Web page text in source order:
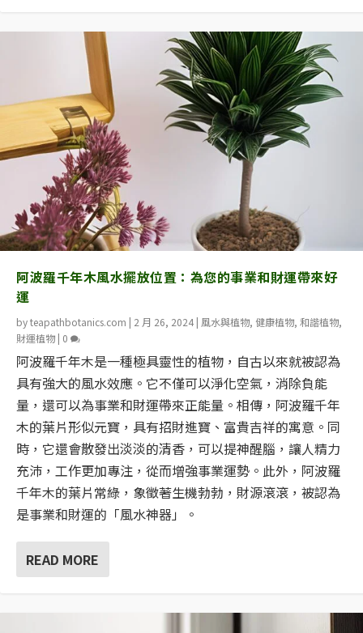
阿波羅千年木風水擺放位置：為您的事業和財運帶來好
運
byteapathbotanics.com | 2 月 26, 2024 | 風水與植物, 健康植物, 和諧植物,
財運植物 | 0
阿波羅千年木是一種極具靈性的植物，自古以來就被認為
具有強大的風水效應。它不僅可以淨化空氣，消除負能
量，還可以為事業和財運帶來正能量。相傳，阿波羅千年
木的葉片形似元寶，具有招財進寶、富貴吉祥的寓意。同
時，它還會散發出淡淡的清香，可以提神醒腦，讓人精力
充沛，工作更加專注，從而增強事業運勢。此外，阿波羅
千年木的葉片常綠，象徵著生機勃勃，財源滾滾，被認為
是事業和財運的「風水神器」。
READ MORE